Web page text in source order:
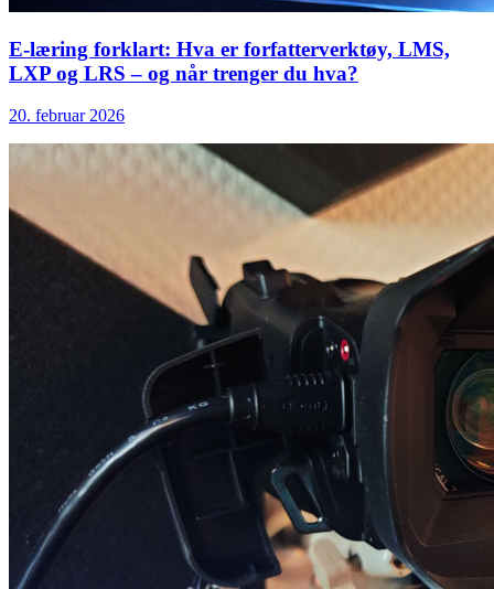
E-læring forklart: Hva er forfatterverktøy, LMS,
LXP og LRS – og når trenger du hva?
20. februar 2026